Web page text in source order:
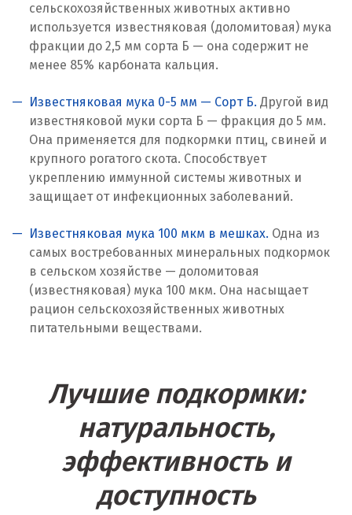
Королёв
Кострома
Краснодар
Краснотурьинск
Красноуфимск
Крым
Кузино
Курск
Лангепас
Липецк
сельскохозяйственных животных активно
используется известняковая (доломитовая) мука
фракции до 2,5 мм сорта Б — она содержит не
менее 85% карбоната кальция.
Известняковая мука 0-5 мм — Сорт Б. Другой вид
известняковой муки сорта Б — фракция до 5 мм.
Она применяется для подкормки птиц, свиней и
крупного рогатого скота. Способствует
укреплению иммунной системы животных и
защищает от инфекционных заболеваний.
Известняковая мука 100 мкм в мешках. Одна из
самых востребованных минеральных подкормок
в сельском хозяйстве — доломитовая
(известняковая) мука 100 мкм. Она насыщает
рацион сельскохозяйственных животных
питательными веществами.
Лучшие подкормки:
натуральность,
эффективность и
доступность